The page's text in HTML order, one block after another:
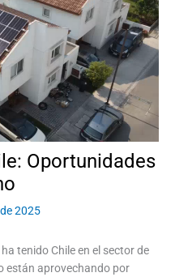
Oportunidades
2025
tenido Chile en el sector de
están aprovechando por